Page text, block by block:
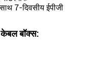
7-दिवसीय ईपीजी
केबल बॉक्स: